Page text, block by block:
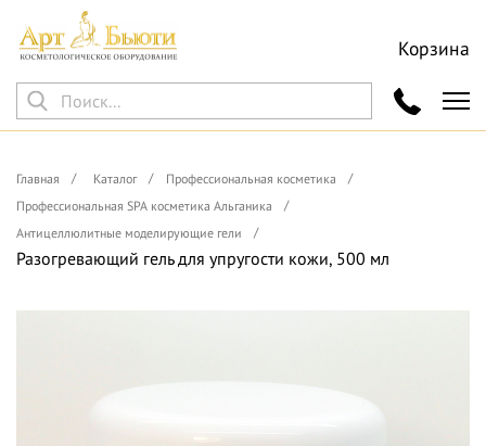
Корзина
Главная Каталог
Профессиональная косметика
Профессиональная SPA косметика Альганика
Антицеллюлитные моделирующие гели
Разогревающий гель для упругости кожи, 500 мл